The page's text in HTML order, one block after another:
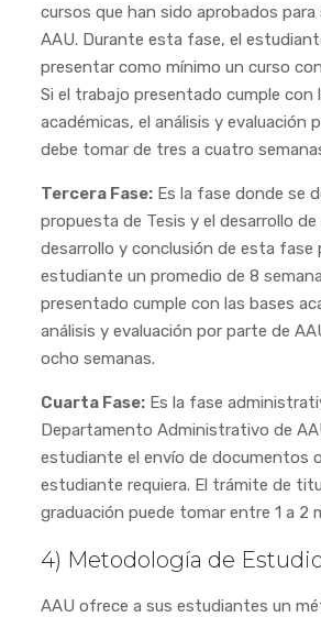
cursos que han sido aprobados
AAU. Durante esta fase, el
presentar como mínimo un curso
Si el trabajo presentado cumple con
académicas, el análisis y evaluación
debe tomar de tres a cuatro
Tercera Fase:Es la fase donde se
propuesta de Tesis y el desarrollo de
desarrollo y conclusión de esta fase
estudiante un promedio de 8
presentado cumple con las bases
análisis y evaluación por parte de
ocho semanas.
Cuarta Fase:Es la fase
Departamento Administrativo de
estudiante el envío de documentos
estudiante requiera. El trámite de
graduación puede tomar entre 1 a 2
4) Metodología de
AAU ofrece a sus estudiantes un